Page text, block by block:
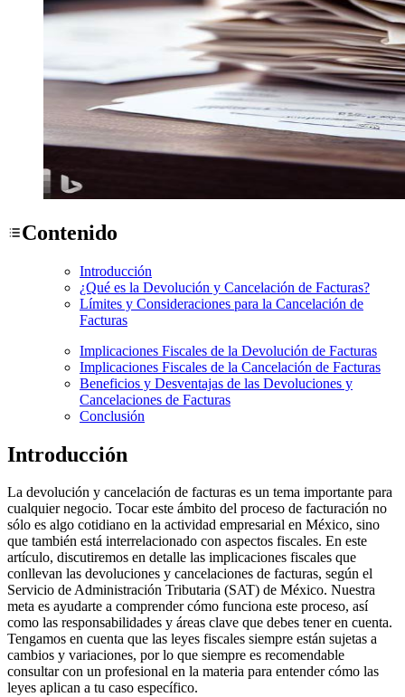
Contenido
Introducción
¿Qué es la Devolución y Cancelación de Facturas?
Límites y Consideraciones para la Cancelación de
Facturas
Implicaciones Fiscales de la Devolución de Facturas
Implicaciones Fiscales de la Cancelación de Facturas
Beneficios y Desventajas de las Devoluciones y
Cancelaciones de Facturas
Conclusión
Introducción
La devolución y cancelación de facturas es un tema importante para
cualquier negocio. Tocar este ámbito del proceso de facturación no
sólo es algo cotidiano en la actividad empresarial en México, sino
que también está interrelacionado con aspectos fiscales. En este
artículo, discutiremos en detalle las implicaciones fiscales que
conllevan las devoluciones y cancelaciones de facturas, según el
Servicio de Administración Tributaria (SAT) de México. Nuestra
meta es ayudarte a comprender cómo funciona este proceso, así
como las responsabilidades y áreas clave que debes tener en cuenta.
Tengamos en cuenta que las leyes fiscales siempre están sujetas a
cambios y variaciones, por lo que siempre es recomendable
consultar con un profesional en la materia para entender cómo las
leyes aplican a tu caso específico.